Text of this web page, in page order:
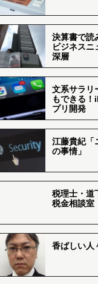
決算書で読
ビジネスニ
深層
文系サラリ
もできる
プリ開発
江藤貴紀「
の事情」
税理士・道
税金相談室
香ばしい